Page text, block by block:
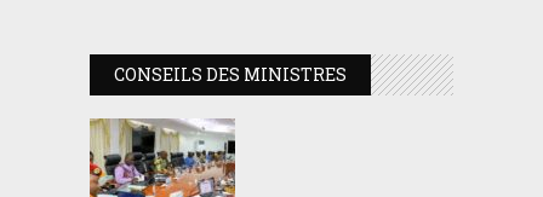
CONSEILS DES MINISTRES